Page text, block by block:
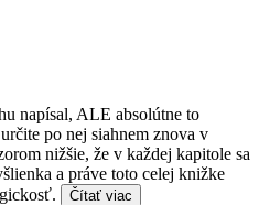
napísal, ALE absolútne to
po nej siahnem znova v
nižšie, že v každej kapitole sa
a práve toto celej knižke
Čítať viac